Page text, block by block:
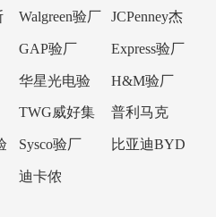
乐验厂
厂
Walgreen验厂
JCPenney杰
西潘尼验厂
GAP验厂 Express验厂
华星光电验
厂
H&M验厂
TWG威好集
团验厂
普利马克
Primark验厂
Sysco验厂
比亚迪BYD
迪卡侬